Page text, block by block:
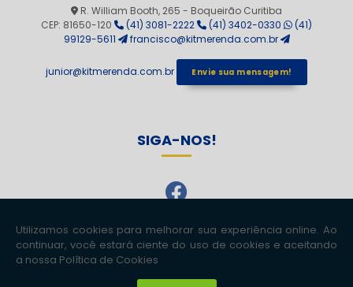
R. William Booth, 265 - Boqueirão Curitiba
CEP: 81650-120
(41) 3081-2222 (41) 3402-0330
(41)
99129-5611
francisco@kitmerenda.com.br
junior@kitmerenda.com.br Envie sua mensagem!
SIGA-NOS!
Copyright © Kit Merenda. (Lei 9610 de 19/02/1998)